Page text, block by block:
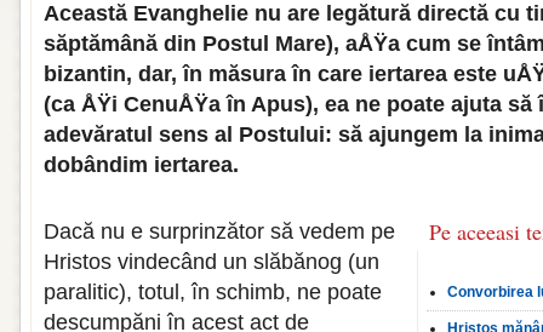
Această Evanghelie nu are legătură directă cu
săptămână din Postul Mare), aÅŸa cum se
bizantin, dar, în măsura în care iertarea este
(ca ÅŸi CenuÅŸa în Apus), ea ne poate ajuta să
adevăratul sens al Postului: să ajungem la
dobândim iertarea.
Pe aceeasi
Convorbirea
Hristos
Dacă nu e surprinzător să vedem pe
Hristos vindecând un slăbănog (un
paralitic), totul, în schimb, ne poate
descumpăni în acest act de